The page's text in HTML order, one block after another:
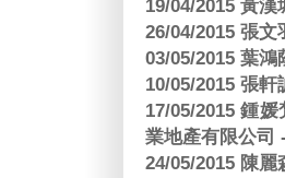
19/04/2015 黃
26/04/2015 張
03/05/2015 葉
10/05/2015 張
17/05/2015 鍾
業地產有限公司
24/05/2015 陳